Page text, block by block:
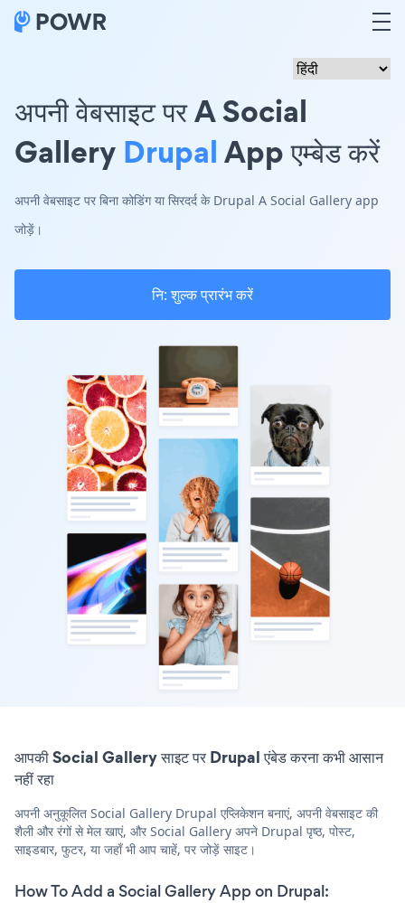
अपनी वेबसाइट पर A Social
Gallery DrupalApp एम्बेड करें
अपनी वेबसाइट पर बिना कोडिंग या सिरदर्द के Drupal A Social Gallery app
जोड़ें।
नि: शुल्क प्रारंभ करें
आपकी Social Gallery साइट पर Drupal एंबेड करना कभी आसान
नहीं रहा
अपनी अनुकूलित Social Gallery Drupal एप्लिकेशन बनाएं, अपनी वेबसाइट की
शैली और रंगों से मेल खाएं, और Social Gallery अपने Drupal पृष्ठ, पोस्ट,
साइडबार, फुटर, या जहाँ भी आप चाहें, पर जोड़ें साइट।
How To Add a Social Gallery App on Drupal: